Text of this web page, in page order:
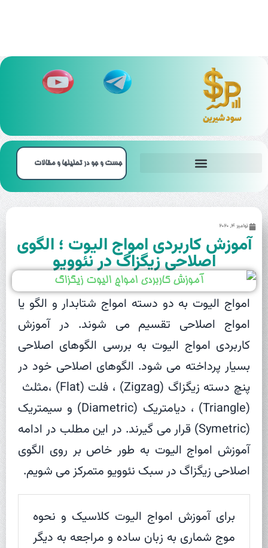
نوامبر 4, 2020
آموزش کاربردی امواج الیوت ؛ الگوی
اصلاحی زیگزاگ در نئوویو
امواج الیوت به دو دسته امواج شتابدار و الگو یا
امواج اصلاحی تقسیم می شوند. در آموزش
کاربردی امواج الیوت به بررسی الگوهای اصلاحی
بسیار پرداخته می شود. الگوهای اصلاحی خود در
پنچ دسته زیگزاگ (Zigzag) ، فلت (Flat) ،مثلث
(Triangle) ، دیامتریک (Diametric) و سیمتریک
(Symetric) قرار می گیرند. در این مطلب در ادامه
آموزش امواج الیوت به طور خاص بر روی الگوی
اصلاحی زیگزاگ در سبک نئوویو متمرکز می شویم.
برای آموزش امواج الیوت کلاسیک و نحوه
موج شماری به زبان ساده و مراجعه به دیگر